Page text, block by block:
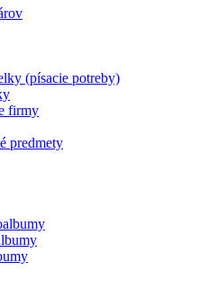
(písacie potreby)
firmy
predmety